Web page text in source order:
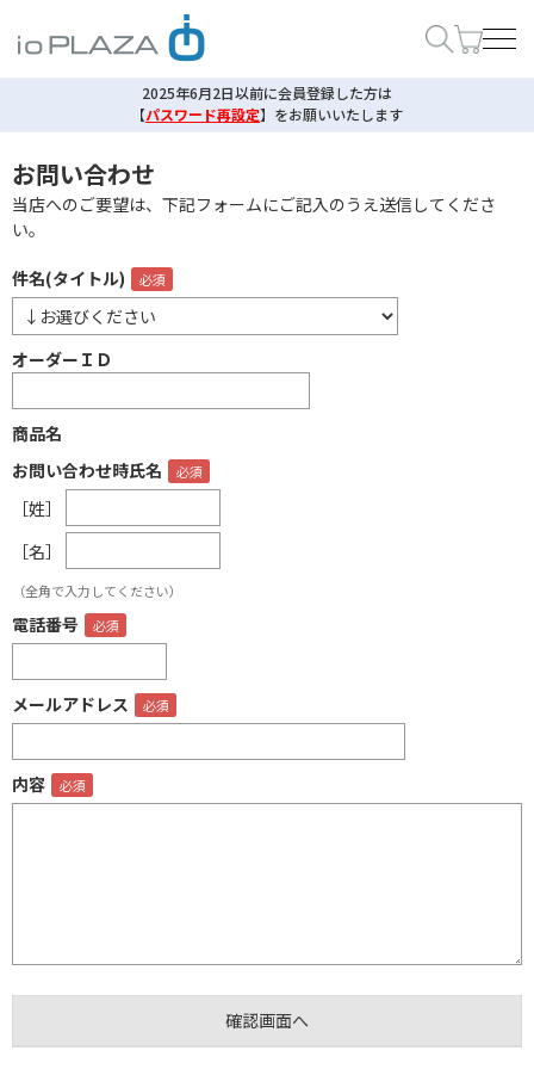
2025年6月2日以前に会員登録した方は
【パスワード再設定】 をお願いいたします
お問い合わせ
当店へのご要望は、下記フォームにご記入のうえ送信してくださ
い。
件名(タイトル)
オーダーＩＤ
商品名
お問い合わせ時氏名
［姓］
［名］
（全角で入力してください）
電話番号
メールアドレス
内容